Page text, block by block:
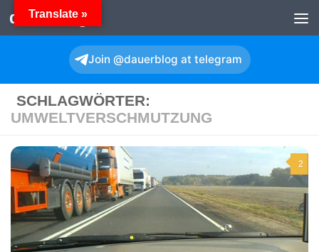
Zum Inhalt springen
dauerBlog
Join @dauerblog at telegram
SCHLAGWÖRTER:
UMWELTVERSCHMUTZUNG
2
Translate »